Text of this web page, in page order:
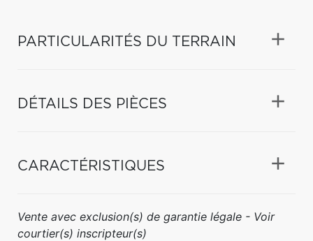
PARTICULARITÉS DU TERRAIN
DÉTAILS DES PIÈCES
CARACTÉRISTIQUES
Vente avec exclusion(s) de garantie légale - Voir
courtier(s) inscripteur(s)